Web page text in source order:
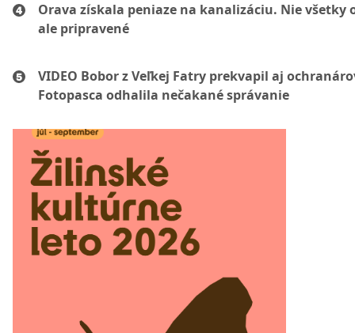
Orava získala peniaze na kanalizáciu. Nie všetky
ale pripravené
VIDEO Bobor z Veľkej Fatry prekvapil aj
Fotopasca odhalila nečakané správanie